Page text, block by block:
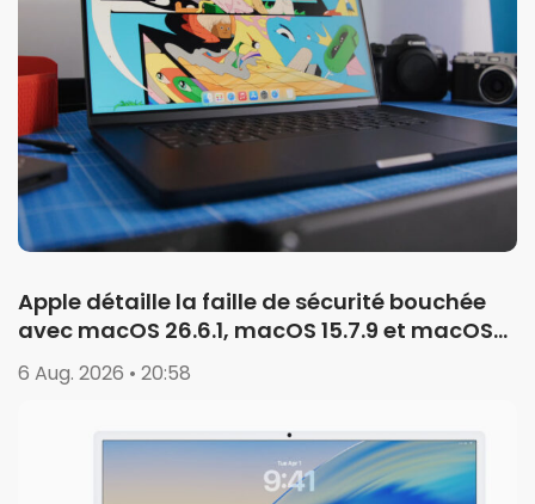
Apple détaille la faille de sécurité bouchée
avec macOS 26.6.1, macOS 15.7.9 et macOS
14.8.9
6 Aug. 2026 • 20:58